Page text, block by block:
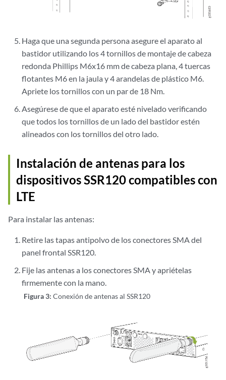
Haga que una segunda persona asegure el aparato al
bastidor utilizando los 4 tornillos de montaje de cabeza
redonda Phillips M6x16 mm de cabeza plana, 4 tuercas
flotantes M6 en la jaula y 4 arandelas de plástico M6.
Apriete los tornillos con un par de 18 Nm.
Asegúrese de que el aparato esté nivelado verificando
que todos los tornillos de un lado del bastidor estén
alineados con los tornillos del otro lado.
Instalación de antenas para los
dispositivos SSR120 compatibles con
LTE
Para instalar las antenas:
Retire las tapas antipolvo de los conectores SMA del
panel frontal SSR120.
Fije las antenas a los conectores SMA y apriételas
firmemente con la mano.
Figura 3:Conexión de antenas al SSR120